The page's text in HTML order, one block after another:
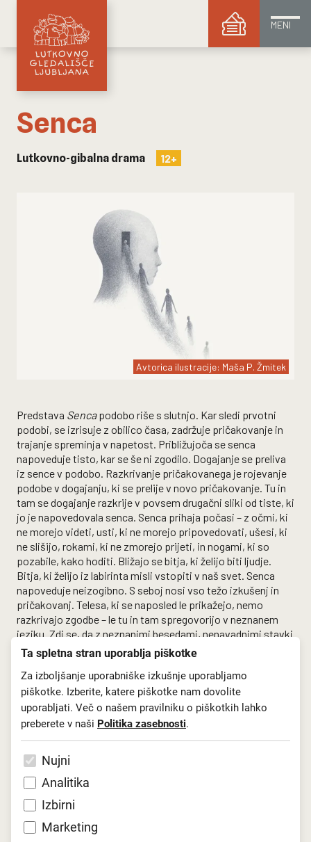
Ta spletna stran uporablja piškotke
Za izboljšanje uporabniške izkušnje uporabljamo
piškotke. Izberite, katere piškotke nam dovolite
uporabljati. Več o našem pravilniku o piškotkih lahko
preberete v naši Politika zasebnosti.
Nujni
Analitika
Izbirni
Marketing
MENI
Senca
Lutkovno-gibalna drama 12+
Avtorica ilustracije: Maša P. Žmitek
Predstava Sencapodobo riše s slutnjo. Kar sledi prvotni
podobi, se izrisuje z obilico časa, zadržuje pričakovanje in
trajanje spreminja v napetost. Približujoča se senca
napoveduje tisto, kar se še ni zgodilo. Dogajanje se preliva
iz sence v podobo. Razkrivanje pričakovanega je rojevanje
podobe v dogajanju, ki se prelije v novo pričakovanje. Tu in
tam se dogajanje razkrije v povsem drugačni sliki od tiste, ki
jo je napovedovala senca. Senca prihaja počasi – z očmi, ki
ne morejo videti, usti, ki ne morejo pripovedovati, ušesi, ki
ne slišijo, rokami, ki ne zmorejo prijeti, in nogami, ki so
pozabile, kako hoditi. Bližajo se bitja, ki želijo biti ljudje.
Bitja, ki želijo iz labirinta misli vstopiti v naš svet. Senca
napoveduje neizogibno. S seboj nosi vso težo izkušenj in
pričakovanj. Telesa, ki se naposled le prikažejo, nemo
razkrivajo zgodbe – le tu in tam spregovorijo v neznanem
jeziku. Zdi se, da z neznanimi besedami, nenavadnimi stavki
in zvoki
skušajo pojasniti svoj svet.
Predstava Sencapotuje skozi izmikajoče se prostore, v
katerih ljudem podobna bitja – nekakšne žive skulpture –
hrepenijo, se naprezajo, obupujejo, se veselijo in se lomijo.
sanjarjenje in iskanje smisla obstoja.
Prve ponovitve:
27. februarja–5. marca 2027